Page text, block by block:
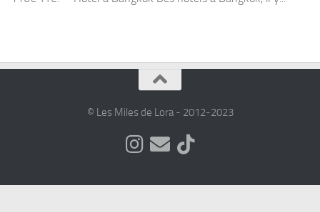
© Les Miles de Lora - 2012-2023